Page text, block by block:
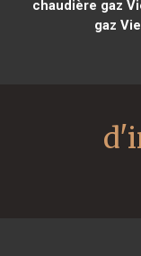
chaudière gaz
gaz